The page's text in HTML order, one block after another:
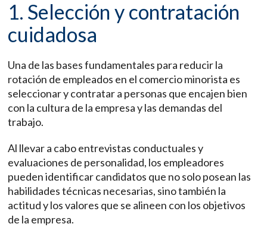
1. Selección y contratación
cuidadosa
Una de las bases fundamentales para reducir la
rotación de empleados en el comercio minorista es
seleccionar y contratar a personas que encajen bien
con la cultura de la empresa y las demandas del
trabajo.
Al llevar a cabo entrevistas conductuales y
evaluaciones de personalidad, los empleadores
pueden identificar candidatos que no solo posean las
habilidades técnicas necesarias, sino también la
actitud y los valores que se alineen con los objetivos
de la empresa.